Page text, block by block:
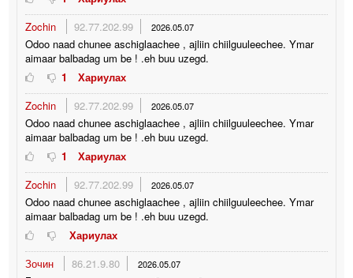
Zochin
92.77.202.99 2026.05.07
Odoo naad chunee aschiglaachee , ajliin chiilguuleechee. Ymar
aimaar balbadag um be ! .eh buu uzegd.
1
Хариулах
Zochin
92.77.202.99 2026.05.07
Odoo naad chunee aschiglaachee , ajliin chiilguuleechee. Ymar
aimaar balbadag um be ! .eh buu uzegd.
1
Хариулах
Zochin
92.77.202.99 2026.05.07
Odoo naad chunee aschiglaachee , ajliin chiilguuleechee. Ymar
aimaar balbadag um be ! .eh buu uzegd.
Хариулах
Зочин
86.21.9.80 2026.05.07